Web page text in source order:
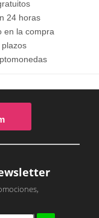
24 horas
en la compra
plazos